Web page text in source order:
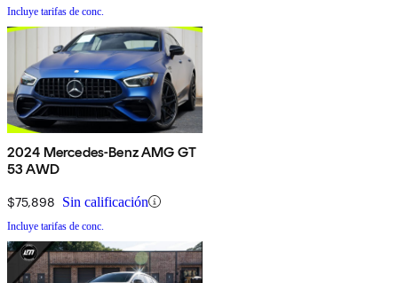
Incluye tarifas de conc.
2024 Mercedes-Benz AMG GT
53 AWD
$75,898 Sin calificación
Incluye tarifas de conc.